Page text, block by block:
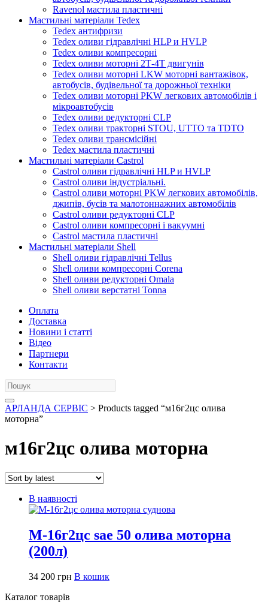
Ravenol мастила пластичні
Мастильні матеріали Tedex
Tedex антифризи
Tedex оливи гідравлічні HLP и HVLP
Tedex оливи компресорні
Tedex оливи моторні 2Т-4Т двигунів
Tedex оливи моторні LKW моторні вантажівок,
автобусів, будівельної та дорожньої техніки
Tedex оливи моторні PKW легкових автомобілів і
мікроавтобусів
Tedex оливи редукторні CLP
Tedex оливи тракторні STOU, UTTO та TDTO
Tedex оливи трансмісійні
Tedex мастила пластичні
Мастильні матеріали Castrol
Castrol оливи гідравлічні HLP и HVLP
Castrol оливи індустріальні.
Castrol оливи моторні PKW легкових автомобілів,
джипів, бусів та малотоннажних автомобілів
Castrol оливи редукторні CLP
Castrol оливи компресорні і вакуумні
Castrol мастила пластичні
Мастильні матеріали Shell
Shell оливи гідравлічні Tellus
Shell оливи компресорні Corena
Shell оливи редукторні Omala
Shell оливи верстатні Tonna
Оплата
Доставка
Новини і статті
Відео
Партнери
Контакти
АРЛАНДА СЕРВІС > Products tagged “м16г2цс олива
моторна”
м16г2цс олива моторна
В наявності
М-16г2цс sae 50 олива моторна
(200л)
34 200 грн В кошик
Каталог товарів